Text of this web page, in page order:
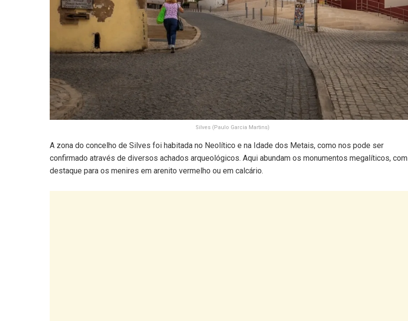
Silves (Paulo Garcia Martins)
A zona do concelho de Silves foi habitada no Neolítico e na Idade dos Metais, como nos pode ser
confirmado através de diversos achados arqueológicos. Aqui abundam os monumentos megalíticos, com
destaque para os menires em arenito vermelho ou em calcário.